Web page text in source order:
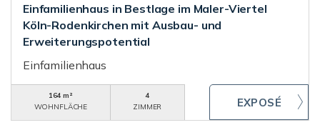
Einfamilienhaus in Bestlage im Maler-Viertel
Köln-Rodenkirchen mit Ausbau- und
Erweiterungspotential
Einfamilienhaus
164 m²
WOHNFLÄCHE
4
ZIMMER